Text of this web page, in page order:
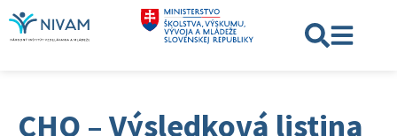
CHO – Výsledková listina